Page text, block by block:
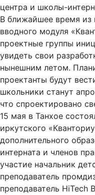
центра и школы-
В ближайшее время из
вводного модуля
проектные группы
увидеть свои
нынешним летом.
проектанты будут
школьники станут
что спроектировано
15 мая в Танхое
иркутского
дополнительного
интерната и членов
участие начальник
преподаватель
преподаватель HiTech